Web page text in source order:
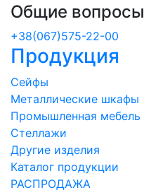
Общие вопросы
+38(067)575-22-00
Продукция
Сейфы
Металлические шкафы
Промышленная мебель
Стеллажи
Другие изделия
Каталог продукции
РАСПРОДАЖА